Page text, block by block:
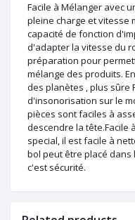
Facile à Mélanger avec
pleine charge et vitesse
capacité de fonction
d'adapter la vitesse du
préparation pour
mélange des produits.
des planètes , plus sûre
d'insonorisation sur le
pièces sont faciles à
descendre la tête.Facile
special, il est facile à
bol peut être placé dans
c'est sécurité.